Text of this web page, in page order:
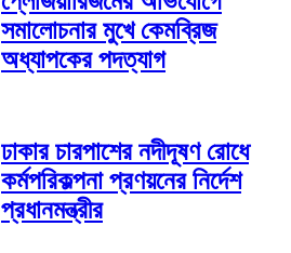
সমালোচনার মুখে কেমব্রিজ
অধ্যাপকের পদত্যাগ
ঢাকার চারপাশের নদীদূষণ রোধে
কর্মপরিকল্পনা প্রণয়নের নির্দেশ
প্রধানমন্ত্রীর